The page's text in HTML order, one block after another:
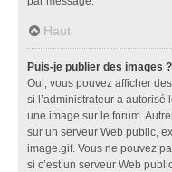
Haut
Puis-je publier des images ?
Oui, vous pouvez afficher
si l’administrateur a
une image sur le forum.
sur un serveur Web public,
image.gif. Vous ne pouvez
si c’est un serveur Web